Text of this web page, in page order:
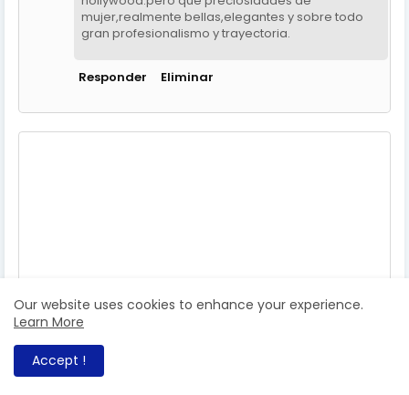
mujer,realmente bellas,elegantes y sobre todo
gran profesionalismo y trayectoria.
Responder Eliminar
Our website uses cookies to enhance your experience.
Learn More
Accept !